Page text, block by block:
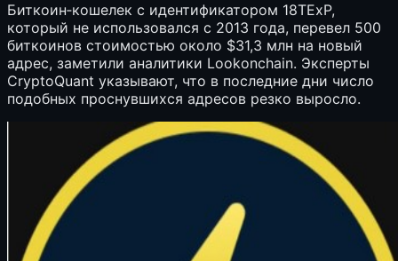
Биткоин‑кошелек с идентификатором 18TExP,
который не использовался с 2013 года, перевел 500
биткоинов стоимостью около $31,3 млн на новый
адрес, заметили аналитики Lookonchain. Эксперты
CryptoQuant указывают, что в последние дни число
подобных проснувшихся адресов резко выросло.